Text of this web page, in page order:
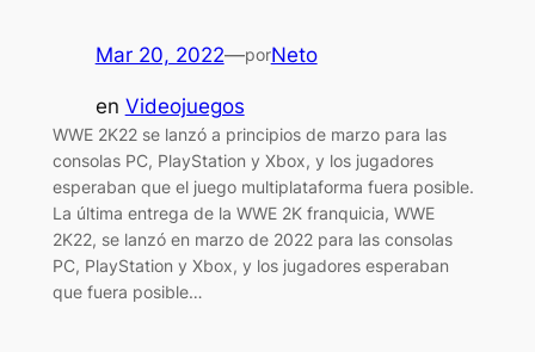
Mar 20, 2022—porNeto
en Videojuegos
WWE 2K22 se lanzó a principios de marzo para las
consolas PC, PlayStation y Xbox, y los jugadores
esperaban que el juego multiplataforma fuera posible.
La última entrega de la WWE 2K franquicia, WWE
2K22, se lanzó en marzo de 2022 para las consolas
PC, PlayStation y Xbox, y los jugadores esperaban
que fuera posible…